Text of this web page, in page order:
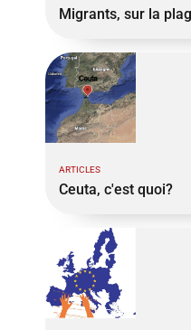
Migrants, sur la
ARTICLES
Ceuta, c'est quoi?